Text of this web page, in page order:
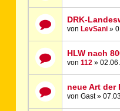
DRK-
von LevSani »
HLW nach
von112 »
neue Art der
von Gast »